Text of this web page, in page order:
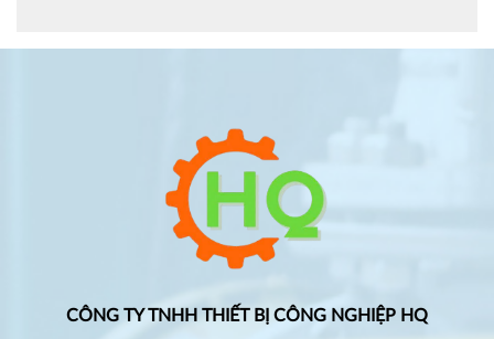
CÔNG TY TNHH THIẾT BỊ CÔNG NGHIỆP HQ